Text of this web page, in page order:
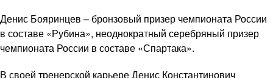
Денис Бояринцев – бронзовый призер чемпионата России
в составе «Рубина», неоднократный серебряный призер
чемпионата России в составе «Спартака».
В своей тренерской карьере Денис Константинович